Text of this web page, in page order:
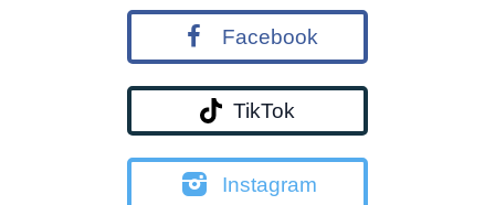
Facebook
TikTok
Instagram